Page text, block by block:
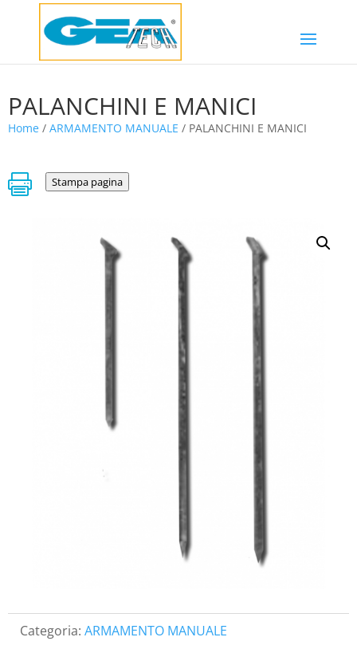
PALANCHINI E MANICI
Home / ARMAMENTO MANUALE / PALANCHINI E MANICI
 Stampa pagina
Categoria: ARMAMENTO MANUALE